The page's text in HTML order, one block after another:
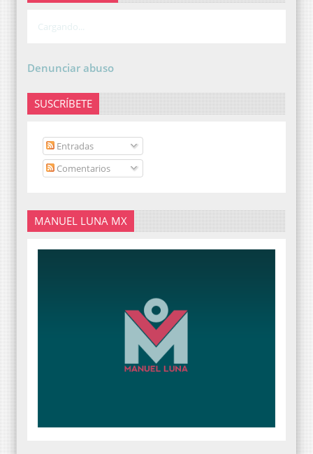
Cargando...
Denunciar abuso
SUSCRÍBETE
Entradas
Comentarios
MANUEL LUNA MX